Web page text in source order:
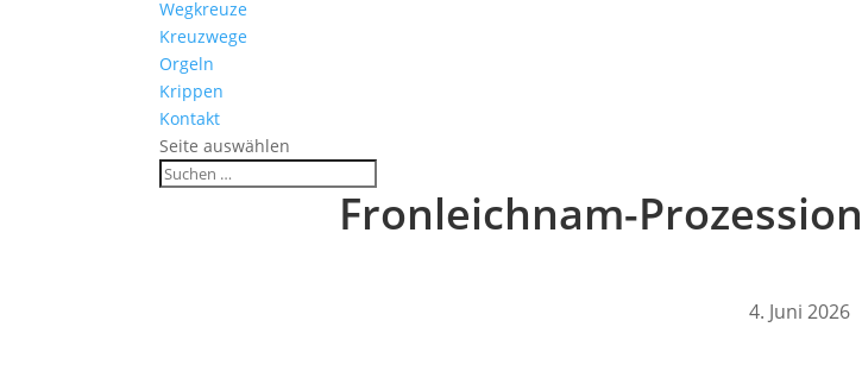
Wegkreuze
Kreuz­wege
Orgeln
Krippen
Kontakt
Seite auswählen
Fron­leichnam-
4. Juni 2026